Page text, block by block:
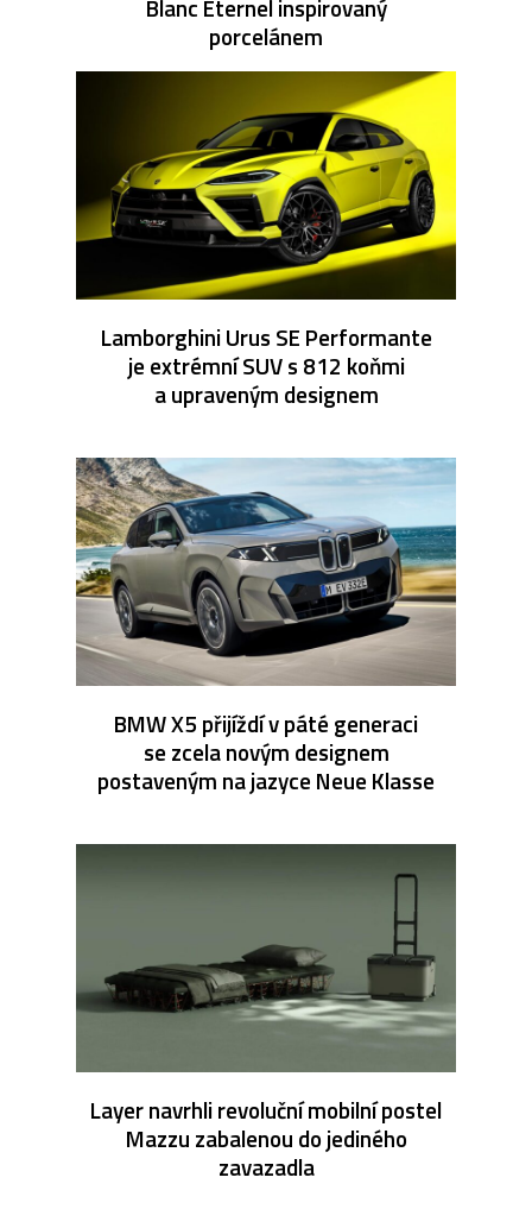
Blanc Éternel inspirovaný
porcelánem
Lamborghini Urus SE Performante
je extrémní SUV s 812 koňmi
a upraveným designem
BMW X5 přijíždí v páté generaci
se zcela novým designem
postaveným na jazyce Neue Klasse
Layer navrhli revoluční mobilní postel
Mazzu zabalenou do jediného
zavazadla